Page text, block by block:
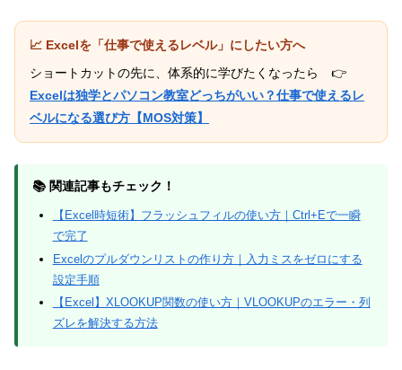
📈 Excelを「仕事で使えるレベル」にしたい方へ
ショートカットの先に、体系的に学びたくなったら 👉
Excelは独学とパソコン教室どっちがいい？仕事で使えるレ
ベルになる選び方【MOS対策】
📚 関連記事もチェック！
【Excel時短術】フラッシュフィルの使い方｜Ctrl+Eで一瞬
で完了
Excelのプルダウンリストの作り方｜入力ミスをゼロにする
設定手順
【Excel】XLOOKUP関数の使い方｜VLOOKUPのエラー・列
ズレを解決する方法